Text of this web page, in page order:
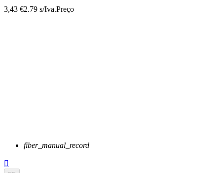
3,43 €2.79 s/Iva.Preço
fiber_manual_record
